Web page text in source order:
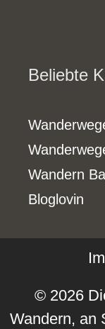
Beliebte
Wandern
Bloglovin
© 2026
Wandern, an